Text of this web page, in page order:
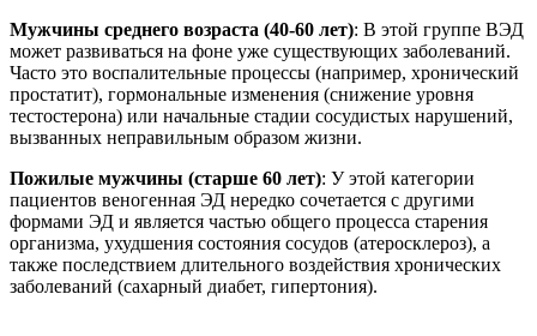
Мужчины среднего возраста (40-60 лет): В этой группе ВЭД
может развиваться на фоне уже существующих заболеваний.
Часто это воспалительные процессы (например, хронический
простатит), гормональные изменения (снижение уровня
тестостерона) или начальные стадии сосудистых нарушений,
вызванных неправильным образом жизни.
Пожилые мужчины (старше 60 лет): У этой категории
пациентов веногенная ЭД нередко сочетается с другими
формами ЭД и является частью общего процесса старения
организма, ухудшения состояния сосудов (атеросклероз), а
также последствием длительного воздействия хронических
заболеваний (сахарный диабет, гипертония).